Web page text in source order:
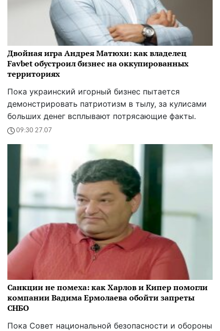
Двойная игра Андрея Матюхи: как владелец
Favbet обустроил бизнес на оккупированных
территориях
Пока украинский игорный бизнес пытается
демонстрировать патриотизм в тылу, за кулисами
больших денег всплывают потрясающие факты.
09:30 27.07
Санкции не помеха: как Харлов и Кипер помогли
компании Вадима Ермолаева обойти запреты
СНБО
Пока Совет национальной безопасности и обороны